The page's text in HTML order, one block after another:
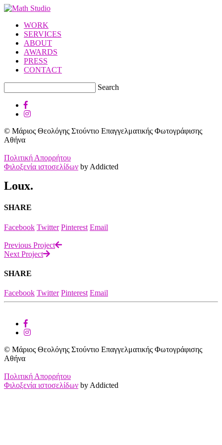
WORK
SERVICES
ABOUT
AWARDS
PRESS
CONTACT
Search
© Μάριος Θεολόγης Στούντιο Επαγγελματικής Φωτογράφισης
Αθήνα
Πολιτική Απορρήτου
Φιλοξενία ιστοσελίδων by Addicted
Loux.
SHARE
Facebook Twitter Pinterest Email
Previous Project
Next Project
SHARE
Facebook Twitter Pinterest Email
© Μάριος Θεολόγης Στούντιο Επαγγελματικής Φωτογράφισης
Αθήνα
Πολιτική Απορρήτου
Φιλοξενία ιστοσελίδων by Addicted